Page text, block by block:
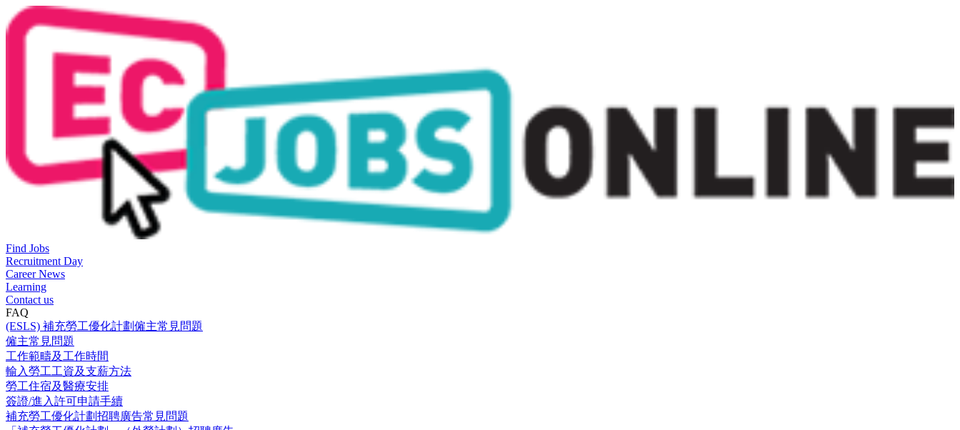
Find Jobs
Recruitment Day
Career News
Learning
Contact us
FAQ
(ESLS) 補充勞工優化計劃僱主常見問題
僱主常見問題
工作範疇及工作時間
輸入勞工工資及支薪方法
勞工住宿及醫療安排
簽證/進入許可申請手續
補充勞工優化計劃招聘廣告常見問題